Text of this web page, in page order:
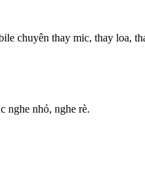
chuyên thay mic, thay loa,
nghe nhỏ, nghe rè.